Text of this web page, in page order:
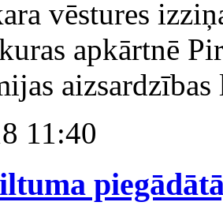
vēstures
apkārtnē
11:40